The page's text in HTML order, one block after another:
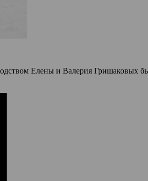
Елены и Валерия Гришаковых